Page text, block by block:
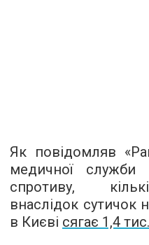
Як повідомляв
медичної служби
спротиву,
внаслідок сутичок
в Києві сягає 1,4